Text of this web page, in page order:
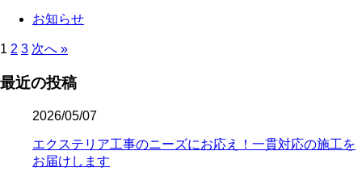
お知らせ
1 2 3 次へ »
最近の投稿
2026/05/07
エクステリア工事のニーズにお応え！一貫対応の施工を
お届けします